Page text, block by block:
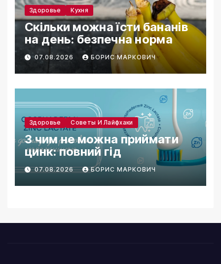
Здоровье Кухня
Скільки можна їсти бананів
на день: безпечна норма
07.08.2026 БОРИС МАРКОВИЧ
Здоровье Советы И Лайфхаки
З чим не можна приймати
цинк: повний гід
07.08.2026 БОРИС МАРКОВИЧ